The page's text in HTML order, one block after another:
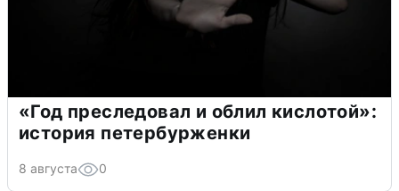
«Год преследовал и облил кислотой»:
история петербурженки
8 августа 0